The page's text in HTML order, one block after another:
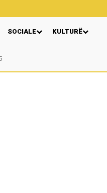
SOCIALE KULTURË